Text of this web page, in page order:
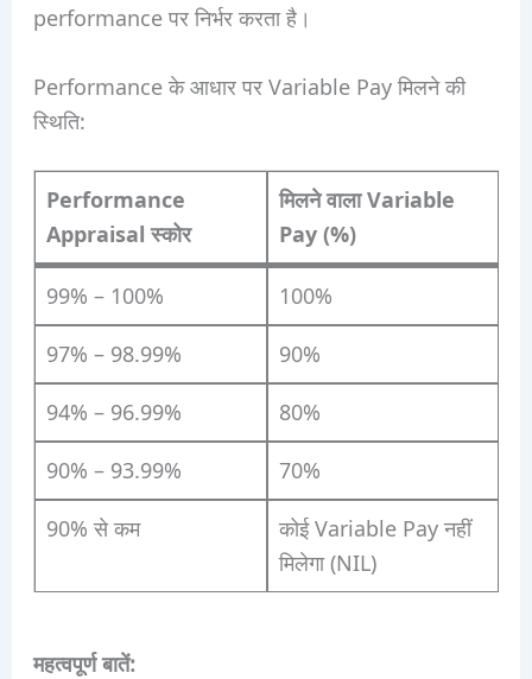
performance पर निर्भर करता है।
Performance के आधार पर Variable Pay मिलने की
स्थिति:
Performance
Appraisal स्कोर
मिलने वाला Variable
Pay (%)
99% – 100% 100%
97% – 98.99% 90%
94% – 96.99% 80%
90% – 93.99% 70%
90% से कम
कोई Variable Pay नहीं
मिलेगा (NIL)
महत्वपूर्ण बातें: